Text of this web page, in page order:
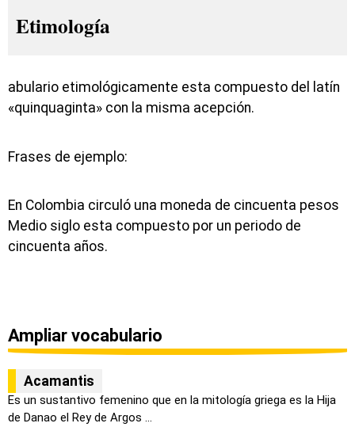
Etimología
abulario etimológicamente esta compuesto del latín
«quinquaginta» con la misma acepción.
Frases de ejemplo:
En Colombia circuló una moneda de cincuenta pesos
Medio siglo esta compuesto por un periodo de
cincuenta años.
Ampliar vocabulario
Acamantis
Es un sustantivo femenino que en la mitología griega es la Hija
de Danao el Rey de Argos ...